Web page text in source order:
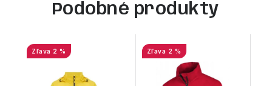
Podobné produkty
2 % 2 %